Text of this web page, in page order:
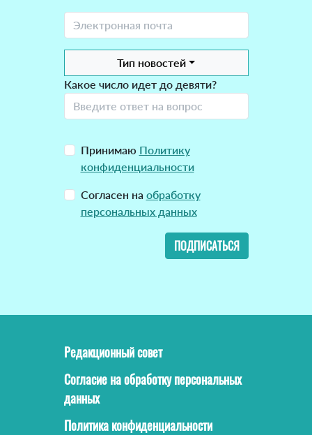
Тип новостей
Какое число идет до девяти?
Принимаю Политику
конфиденциальности
Согласен на обработку
персональных данных
ПОДПИСАТЬСЯ
Редакционный совет
Согласие на обработку персональных
данных
Политика конфиденциальности